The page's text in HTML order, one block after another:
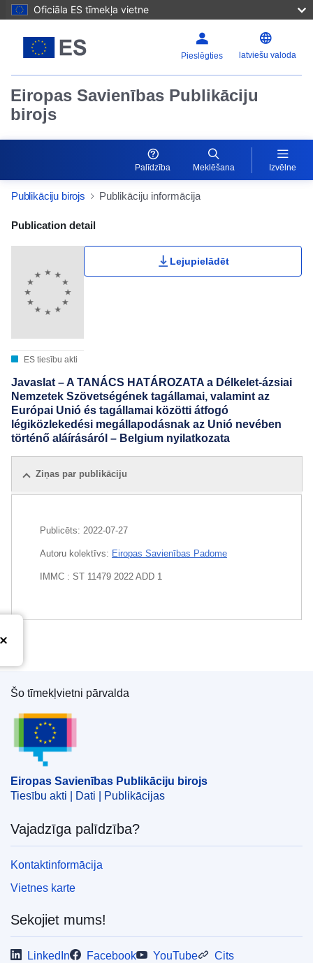
Oficiāla ES tīmekļa vietne
Pieslēgties latviešu valoda
Eiropas Savienības Publikāciju
birojs
Palīdzība Meklēšana Izvēlne
Publikāciju birojs Publikāciju informācija
Publication Detail Actions Portlet
Publication detail
ES tiesību akti
Lejupielādēt
Javaslat – A TANÁCS HATÁROZATA a Délkelet-ázsiai
Nemzetek Szövetségének tagállamai, valamint az
Európai Unió és tagállamai közötti átfogó
légiközlekedési megállapodásnak az Unió nevében
történő aláírásáról – Belgium nyilatkozata
Ziņas par publikāciju
Publicēts: 2022-07-27
Autoru kolektīvs: Eiropas Savienības Padome
IMMC : ST 11479 2022 ADD 1
Eiropas Savienības Publikāciju birojs
Šo tīmekļvietni pārvalda
Eiropas Savienības Publikāciju birojs
Tiesību akti | Dati | Publikācijas
Vajadzīga palīdzība?
Kontaktinformācija
Vietnes karte
Sekojiet mums!
LinkedIn Facebook YouTube Cits